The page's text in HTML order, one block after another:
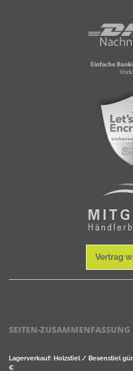
Vertrag
SEITEN-ZUSAMMENFASSUNG
Lagerverkauf: Holzstiel / Besenstiel
€